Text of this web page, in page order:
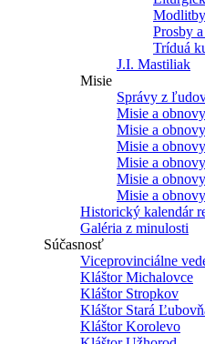
Prosby
Tríduá
J.I. Mastiliak
Misie
Správy z
Misie a
Misie a
Misie a
Misie a
Misie a
Misie a
Historický kalendár
Galéria z minulosti
Súčasnosť
Viceprovinciálne
Kláštor Michalovce
Kláštor Stropkov
Kláštor Stará
Kláštor Korolevo